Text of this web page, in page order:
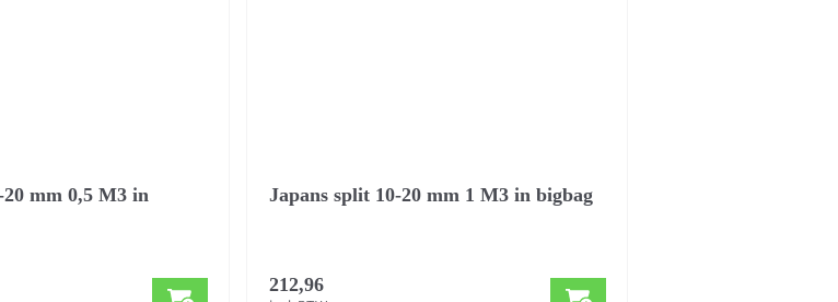
mm 0,5 M3 in
Japans split 10-20 mm 1 M3 in bigbag
212,96